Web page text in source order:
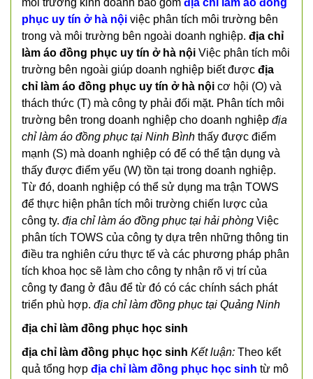
môi trường kinh doanh bao gồm địa chỉ làm áo đồng
phục uy tín ở hà nội việc phân tích môi trường bên
trong và môi trường bên ngoài doanh nghiệp. địa chỉ
làm áo đồng phục uy tín ở hà nội Việc phân tích môi
trường bên ngoài giúp doanh nghiệp biết được địa
chỉ làm áo đồng phục uy tín ở hà nội cơ hội (O) và
thách thức (T) mà công ty phải đối mặt. Phân tích môi
trường bên trong doanh nghiệp cho doanh nghiệp địa
chỉ làm áo đồng phục tại Ninh Bình thấy được điểm
mạnh (S) mà doanh nghiệp có để có thể tận dụng và
thấy được điểm yếu (W) tồn tại trong doanh nghiệp.
Từ đó, doanh nghiệp có thể sử dụng ma trận TOWS
để thực hiện phân tích môi trường chiến lược của
công ty. địa chỉ làm áo đồng phục tại hải phòng Việc
phân tích TOWS của công ty dựa trên những thông tin
điều tra nghiên cứu thực tế và các phương pháp phân
tích khoa học sẽ làm cho công ty nhận rõ vị trí của
công ty đang ở đâu để từ đó có các chính sách phát
triển phù hợp. địa chỉ làm đồng phục tại Quảng Ninh
địa chỉ làm đồng phục học sinh
địa chỉ làm đồng phục học sinh Kết luận: Theo kết
quả tổng hợp địa chỉ làm đồng phục học sinh từ mô